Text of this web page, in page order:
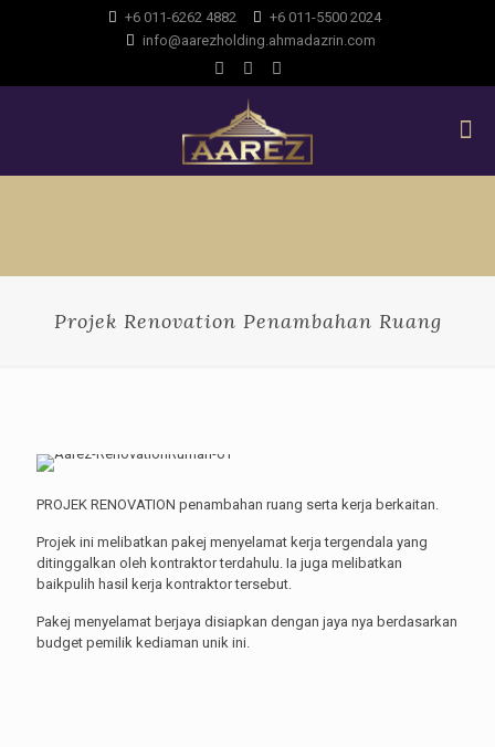
+6 011-6262 4882
+6 011-5500 2024
info@aarezholding.ahmadazrin.com
Projek Renovation Penambahan Ruang
PROJEK RENOVATION penambahan ruang serta kerja berkaitan.
Projek ini melibatkan pakej menyelamat kerja tergendala yang
ditinggalkan oleh kontraktor terdahulu. Ia juga melibatkan
baikpulih hasil kerja kontraktor tersebut.
Pakej menyelamat berjaya disiapkan dengan jaya nya berdasarkan
budget pemilik kediaman unik ini.